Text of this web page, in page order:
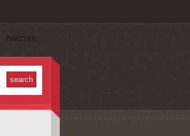
TWITTER